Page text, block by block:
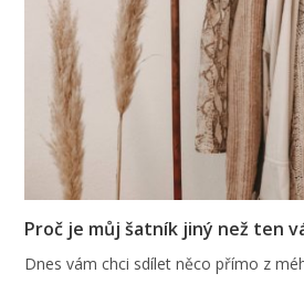
Proč je můj šatník jiný než ten
Dnes vám chci sdílet něco přímo z